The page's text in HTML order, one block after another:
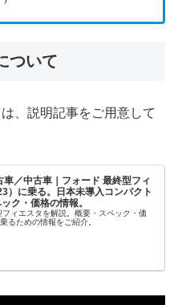
ついて
、説明記事をご用意して
車／中古車｜フォード 最終型フィ
）に乗る。日本未導入コンパクト
ク・価格の情報。
フィエスタを解説。概要・スペック・価
るための情報をご紹介。